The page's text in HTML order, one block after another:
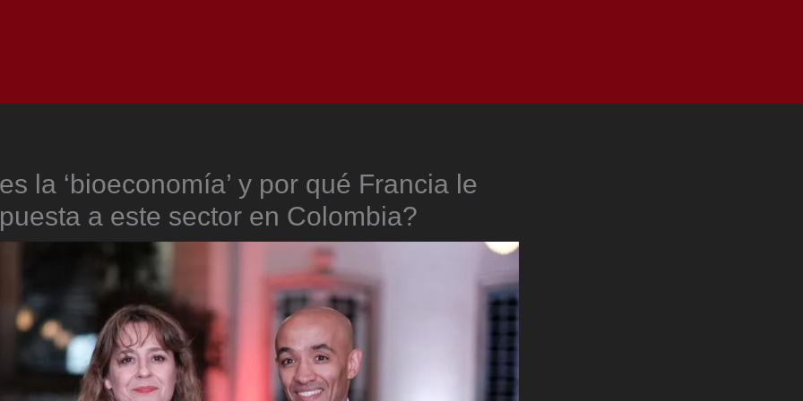
la ‘bioeconomía’ y por qué Francia le
a este sector en Colombia?